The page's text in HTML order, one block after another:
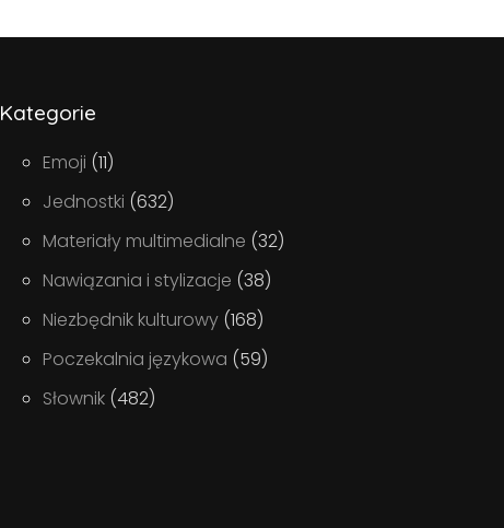
Kategorie
Emoji (11)
Jednostki (632)
Materiały multimedialne (32)
Nawiązania i stylizacje (38)
Niezbędnik kulturowy (168)
Poczekalnia językowa (59)
Słownik (482)